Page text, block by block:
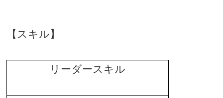
【スキル】
リーダースキル